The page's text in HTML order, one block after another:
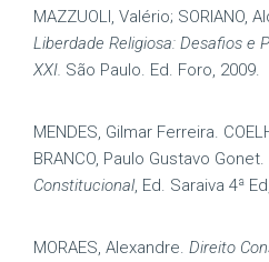
MAZZUOLI, Valério; SORIANO,
Liberdade Religiosa: Desafios e
XXI. São Paulo. Ed. Foro, 2009.
MENDES, Gilmar Ferreira.
BRANCO, Paulo Gustavo Gonet.
Constitucional, Ed. Saraiva 4ª
MORAES, Alexandre. Direito